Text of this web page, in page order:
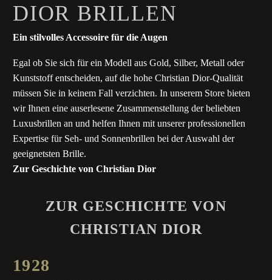
DIOR BRILLEN
Ein stilvolles Accessoire für die Augen
Egal ob Sie sich für ein Modell aus Gold, Silber, Metall oder
Kunststoff entscheiden, auf die hohe Christian Dior-Qualität
müssen Sie in keinem Fall verzichten. In unserem Store bieten
wir Ihnen eine auserlesene Zusammenstellung der beliebten
Luxusbrillen an und helfen Ihnen mit unserer professionellen
Expertise für Seh- und Sonnenbrillen bei der Auswahl der
geeignetsten Brille.
Zur Geschichte von Christian Dior
ZUR GESCHICHTE VON
CHRISTIAN DIOR
1928